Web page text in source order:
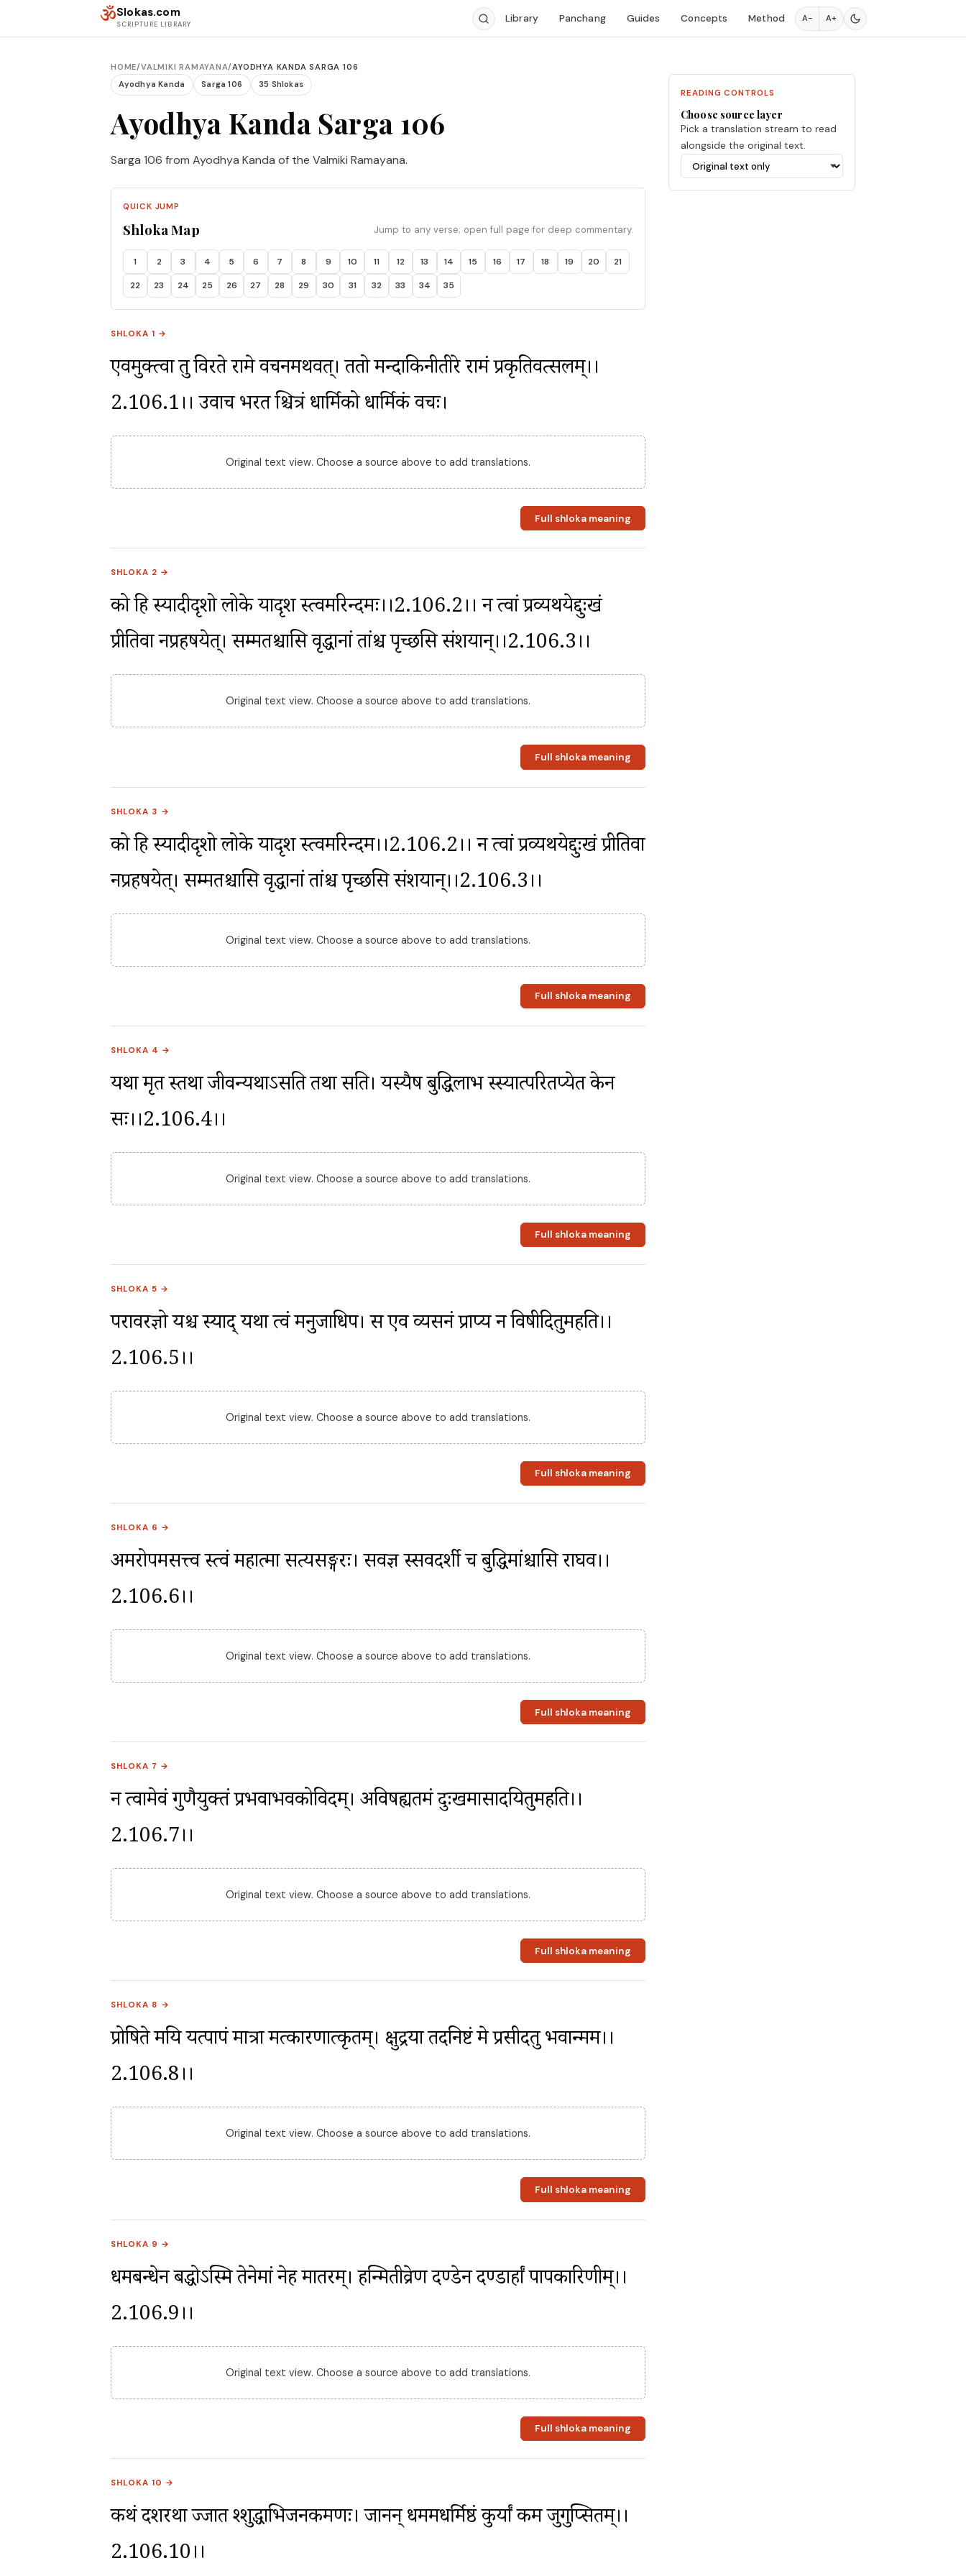
ॐSlokas.com
SCRIPTURE LIBRARY Library Panchang Guides Concepts Method A− A+
HOME/VALMIKI RAMAYANA/AYODHYA KANDA SARGA 106
Ayodhya Kanda
Sarga 106 35 Shlokas
Ayodhya Kanda Sarga 106
Sarga 106 from Ayodhya Kanda of the Valmiki Ramayana.
QUICK JUMP
Shloka Map Jump to any verse; open full page for deep commentary.
1 2 3 4 5 6 7 8 9 10 11 12 13 14 15 16 17 18 19 20 21
22 23 24 25 26 27 28 29 30 31 32 33 34 35
SHLOKA 1 →
एवमुक्त्वा तु विरते रामे वचनमर्थवत्। ततो मन्दाकिनीतीरे रामं प्रकृतिवत्सलम्।।
2.106.1।। उवाच भरत श्चित्रं धार्मिको धार्मिकं वचः।
Original text view. Choose a source above to add translations.
Full shloka meaning
SHLOKA 2 →
को हि स्यादीदृशो लोके यादृश स्त्वमरिन्दमः।।2.106.2।। न त्वां प्रव्यथयेद्दुःखं
प्रीतिर्वा नप्रहर्षयेत्। सम्मतश्चासि वृद्धानां तांश्च पृच्छसि संशयान्।।2.106.3।।
Original text view. Choose a source above to add translations.
Full shloka meaning
SHLOKA 3 →
को हि स्यादीदृशो लोके यादृश स्त्वमरिन्दम।।2.106.2।। न त्वां प्रव्यथयेद्दुःखं प्रीतिर्वा
नप्रहर्षयेत्। सम्मतश्चासि वृद्धानां तांश्च पृच्छसि संशयान्।।2.106.3।।
Original text view. Choose a source above to add translations.
Full shloka meaning
SHLOKA 4 →
यथा मृत स्तथा जीवन्यथाऽसति तथा सति। यस्यैष बुद्धिलाभ स्स्यात्परितप्येत केन
सः।।2.106.4।।
Original text view. Choose a source above to add translations.
Full shloka meaning
SHLOKA 5 →
परावरज्ञो यश्च स्याद् यथा त्वं मनुजाधिप। स एव व्यसनं प्राप्य न विषीदितुमर्हति।।
2.106.5।।
Original text view. Choose a source above to add translations.
Full shloka meaning
SHLOKA 6 →
अमरोपमसत्त्व स्त्वं महात्मा सत्यसङ्गरः। सर्वज्ञ स्सर्वदर्शी च बुद्धिमांश्चासि राघव।।
2.106.6।।
Original text view. Choose a source above to add translations.
Full shloka meaning
SHLOKA 7 →
न त्वामेवं गुणैर्युक्तं प्रभवाभवकोविदम्। अविषह्यतमं दुःखमासादयितुमर्हति।।
2.106.7।।
Original text view. Choose a source above to add translations.
Full shloka meaning
SHLOKA 8 →
प्रोषिते मयि यत्पापं मात्रा मत्कारणात्कृतम्। क्षुद्रया तदनिष्टं मे प्रसीदतु भवान्मम।।
2.106.8।।
Original text view. Choose a source above to add translations.
Full shloka meaning
SHLOKA 9 →
धर्मबन्धेन बद्धोऽस्मि तेनेमां नेह मातरम्। हन्मितीव्रेण दण्डेन दण्डार्हां पापकारिणीम्।।
2.106.9।।
Original text view. Choose a source above to add translations.
Full shloka meaning
SHLOKA 10 →
कथं दशरथा ज्जात श्शुद्धाभिजनकर्मणः। जानन् धर्ममधर्मिष्ठं कुर्यां कर्म जुगुप्सितम्।।
2.106.10।।
READING CONTROLS
Choose source layer
Pick a translation stream to read
alongside the original text.